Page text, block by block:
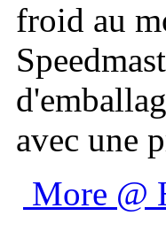
froid au
avec une
More @